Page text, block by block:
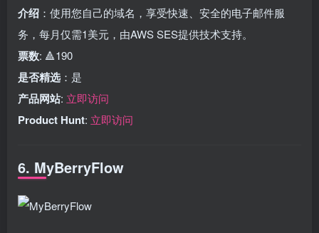
介绍 ：使用您自己的域名，享受快速、安全的电子邮件服
务，每月仅需1美元，由AWS SES提供技术支持。
票数: 🔺190
是否精选 ：是
产品网站: 立即访问
Product Hunt: 立即访问
6. MyBerryFlow